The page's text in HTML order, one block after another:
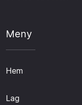
Meny
Hem
Lag